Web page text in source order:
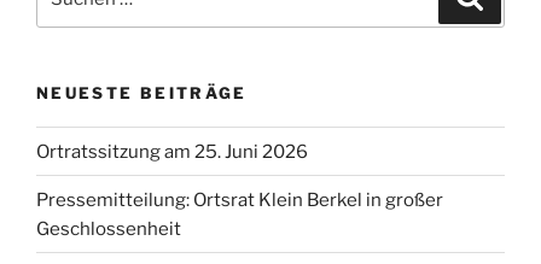
nach:
NEUESTE BEITRÄGE
Ortratssitzung am 25. Juni 2026
Pressemitteilung: Ortsrat Klein Berkel in großer
Geschlossenheit